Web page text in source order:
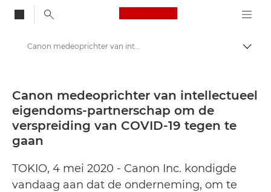
Canon Logo, back
Press Centre
Persberichten - Canon Press Centre
Canon medeoprichter van intellectueel eigendoms-partnerschap om de verspreiding van COVID-19 tegen te gaan - Canon Press Centre
Canon medeoprichter van intellectueel
eigendoms-partnerschap om de
verspreiding van COVID-19 tegen te
gaan
TOKIO, 4 mei 2020 - Canon Inc. kondigde
vandaag aan dat de onderneming, om te